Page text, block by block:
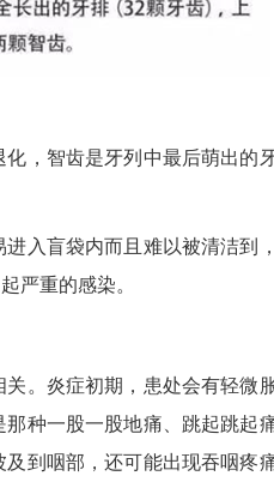
，智齿是牙列中最后萌出的
入盲袋内而且难以被清洁到
严重的感染。
。炎症初期，患处会有轻微
种一股一股地痛、跳起跳起
到咽部，还可能出现吞咽疼